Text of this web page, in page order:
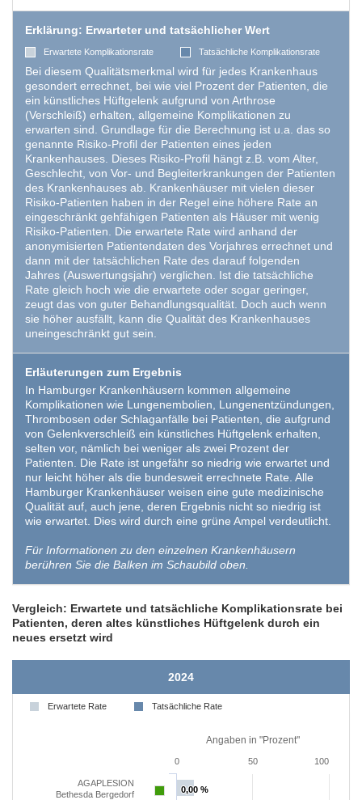
Erklärung: Erwarteter und tatsächlicher Wert
Erwartete Komplikationsrate Tatsächliche Komplikationsrate
Bei diesem Qualitätsmerkmal wird für jedes Krankenhaus
gesondert errechnet, bei wie viel Prozent der Patienten, die
ein künstliches Hüftgelenk aufgrund von Arthrose
(Verschleiß) erhalten, allgemeine Komplikationen zu
erwarten sind. Grundlage für die Berechnung ist u.a. das so
genannte Risiko-Profil der Patienten eines jeden
Krankenhauses. Dieses Risiko-Profil hängt z.B. vom Alter,
Geschlecht, von Vor- und Begleiterkrankungen der Patienten
des Krankenhauses ab. Krankenhäuser mit vielen dieser
Risiko-Patienten haben in der Regel eine höhere Rate an
eingeschränkt gehfähigen Patienten als Häuser mit wenig
Risiko-Patienten. Die erwartete Rate wird anhand der
anonymisierten Patientendaten des Vorjahres errechnet und
dann mit der tatsächlichen Rate des darauf folgenden
Jahres (Auswertungsjahr) verglichen. Ist die tatsächliche
Rate gleich hoch wie die erwartete oder sogar geringer,
zeugt das von guter Behandlungsqualität. Doch auch wenn
sie höher ausfällt, kann die Qualität des Krankenhauses
uneingeschränkt gut sein.
Erläuterungen zum Ergebnis
In Hamburger Krankenhäusern kommen allgemeine
Komplikationen wie Lungenembolien, Lungenentzündungen,
Thrombosen oder Schlaganfälle bei Patienten, die aufgrund
von Gelenkverschleiß ein künstliches Hüftgelenk erhalten,
selten vor, nämlich bei weniger als zwei Prozent der
Patienten. Die Rate ist ungefähr so niedrig wie erwartet und
nur leicht höher als die bundesweit errechnete Rate. Alle
Hamburger Krankenhäuser weisen eine gute medizinische
Qualität auf, auch jene, deren Ergebnis nicht so niedrig ist
wie erwartet. Dies wird durch eine grüne Ampel verdeutlicht.
Für Informationen zu den einzelnen Krankenhäusern
berühren Sie die Balken im Schaubild oben.
Vergleich: Erwartete und tatsächliche Komplikationsrate bei
Patienten, deren altes künstliches Hüftgelenk durch ein
neues ersetzt wird
2024
Erwartete Rate Tatsächliche Rate
Angaben in "Prozent"
0,00 %
0,00 %
AGAPLESION
Bethesda Bergedorf
0 100
50